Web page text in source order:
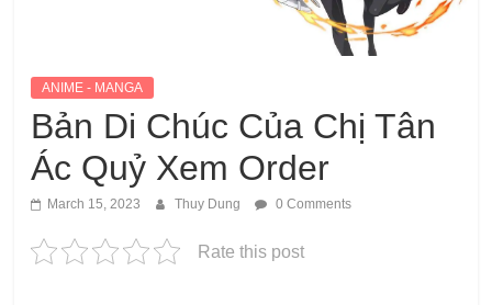
ANIME - MANGA
Bản Di Chúc Của Chị Tân
Ác Quỷ Xem Order
March 15, 2023 Thuy Dung 0 Comments
Rate this post